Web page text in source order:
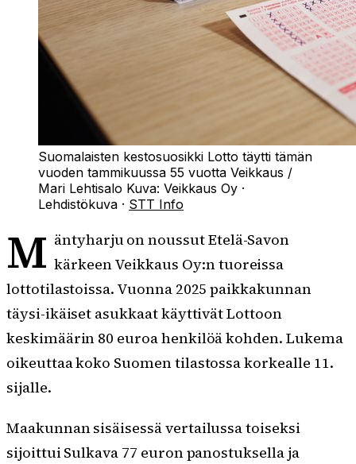
Suomalaisten kestosuosikki Lotto täytti tämän
vuoden tammikuussa 55 vuotta Veikkaus /
Mari Lehtisalo Kuva: Veikkaus Oy ·
Lehdistökuva · STT Info
M äntyharju on noussut Etelä-Savon
kärkeen Veikkaus Oy:n tuoreissa
lottotilastoissa. Vuonna 2025 paikkakunnan
täysi-ikäiset asukkaat käyttivät Lottoon
keskimäärin 80 euroa henkilöä kohden. Lukema
oikeuttaa koko Suomen tilastossa korkealle 11.
sijalle.
Maakunnan sisäisessä vertailussa toiseksi
sijoittui Sulkava 77 euron panostuksella ja